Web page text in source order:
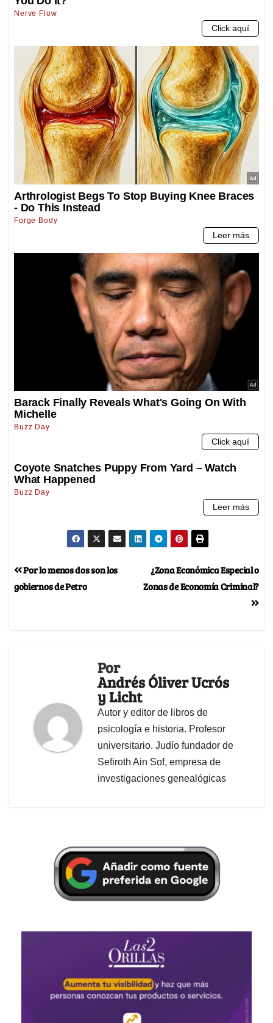
¿Zona Económica Especial o
Zonas de Economía Criminal?
Por lo menos dos son los
gobiernos de Petro
Por
Andrés Óliver Ucrós
y Licht
Autor y editor de libros de
psicología e historia. Profesor
universitario. Judío fundador de
Sefiroth Ain Sof, empresa de
investigaciones genealógicas